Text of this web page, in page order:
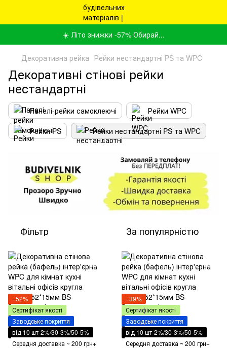
☀️ Літо знижки -57% Обирай...
Декоративна рейка Рейки нестандартні PS та WPC
Декоративні стінові рейки
нестандартні
Панелі-рейки самоклеючі
Рейки WPC
Рейки PS
Рейки нестандартні PS та WPC
Фільтр За популярністю
−52%
Сертифікат якості
Заводське покриття
від 10 шт-2%/30-3%/50-5%
Середня доставка ~ 200 грн+
−39%
Сертифікат якості
Заводське покриття
від 10 шт-2%/30-3%/50-5%
Середня доставка ~ 200 грн+